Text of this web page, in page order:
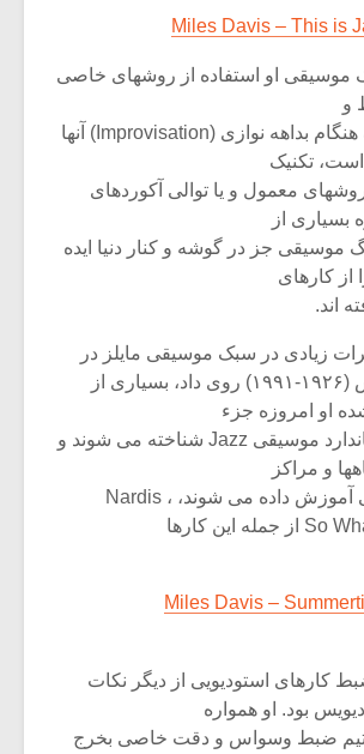
Miles Davis – This is
موسیقی او استفاده از روشهای خاصی
و
توسعه ملودی به هنگام بداهه نوازی (Improvisation) آنها
است، تکنیک
معمول و یا توالی آکوردهای
بسیاری از
موسیقی جز در گوشه و کنار دنیا ایده
از کارهای
زیادی در سبک موسیقی مایلز در
دوران زندگی اش (۱۹۲۶-۱۹۹۱) روی داد، بسیاری از
او امروزه جزء
رپرتوآر های استاندارد موسیقی Jazz شناخته می شوند و
و مراکز
آموزش موسیقی آموزش داده می شوند، Nardis ،
Miles Davis –
کارهای استودیویی از دیگر نکات
بود. او همواره
تیم ضبط وسواس و دقت خاصی بخرج
میکلوش روژا
یادداشتی بر موسیقی
متن فیلم «متری
شیش و نیم»
اگر نمی توانی